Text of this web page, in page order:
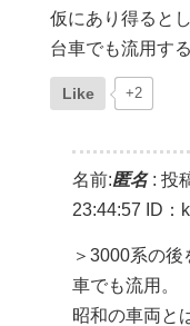
仮にあり得ると
台車でも流用す
Like +2
名前:匿名: 投
23:44:57
ID：
＞3000系の
車でも流用。
昭和の車両と